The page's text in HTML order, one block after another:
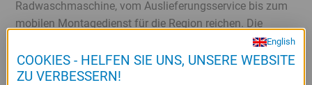
Radwaschmaschine, vom Auslieferungsservice bis zum
mobilen Montagedienst für die Region reichen. Die
Unternehmensnachfolge ist auch schon gesichert: Ende
2014 ist der Junior mit in die Firma eingestiegen und soll
schon jetzt – mit 23 Jahren – frühzeitig Einblick in das
English
COOKIES - HELFEN SIE UNS, UNSERE WEBSITE
ZU VERBESSERN!